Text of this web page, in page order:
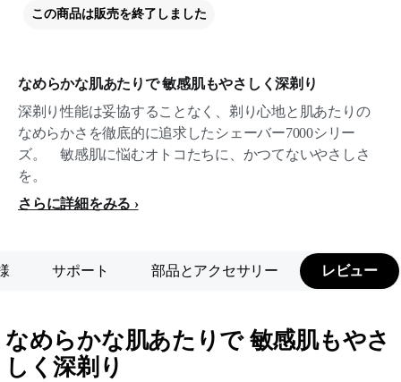
なめらかな肌あたりで 敏感肌もやさしく深剃り
深剃り性能は妥協することなく、剃り心地と肌あたりの
なめらかさを徹底的に追求したシェーバー7000シリー
ズ。 敏感肌に悩むオトコたちに、かつてないやさしさ
を。
さらに詳細をみる
この商品は販売を終了しました
サポート 部品とアクセサリー レビュー
なめらかな肌あたりで 敏感肌もやさ
しく深剃り